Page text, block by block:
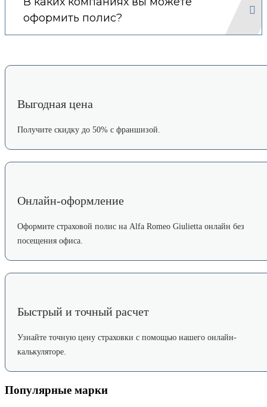
оформить полис?
Выгодная цена
Получите скидку до 50% с франшизой.
Онлайн-оформление
Оформите страховой полис на Alfa Romeo Giulietta онлайн без
посещения офиса.
Быстрый и точный расчет
Узнайте точную цену страховки с помощью нашего онлайн-
калькуляторе.
Популярные марки